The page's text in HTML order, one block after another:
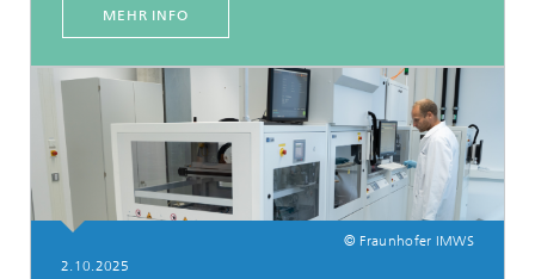
MEHR INFO
© Fraunhofer IMWS
2.10.2025